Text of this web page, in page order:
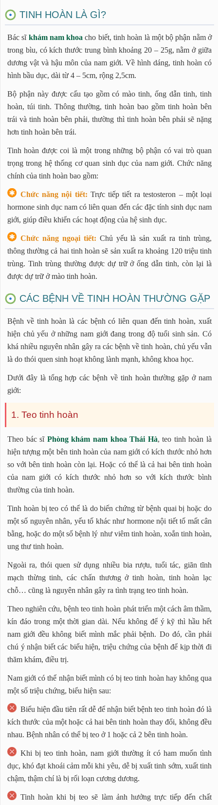
TINH HOÀN LÀ GÌ?
Bác sĩ khám nam khoa cho biết, tinh hoàn là một bộ phận nằm ở
trong bìu, có kích thước trung bình khoảng 20 – 25g, nằm ở giữa
dương vật và hậu môn của nam giới. Về hình dáng, tinh hoàn có
hình bầu dục, dài từ 4 – 5cm, rộng 2,5cm.
Bộ phận này được cấu tạo gồm có mào tinh, ống dẫn tinh, tinh
hoàn, túi tinh. Thông thường, tinh hoàn bao gồm tinh hoàn bên
trái và tinh hoàn bên phải, thường thì tinh hoàn bên phải sẽ nặng
hơn tinh hoàn bên trái.
Tinh hoàn được coi là một trong những bộ phận có vai trò quan
trọng trong hệ thống cơ quan sinh dục của nam giới. Chức năng
chính của tinh hoàn bao gồm:
Chức năng nội tiết: Trực tiếp tiết ra testosteron – một loại
hormone sinh dục nam có liên quan đến các đặc tính sinh dục nam
giới, giúp điều khiển các hoạt động của hệ sinh dục.
Chức năng ngoại tiết: Chủ yếu là sản xuất ra tinh trùng,
thông thường cả hai tinh hoàn sẽ sản xuất ra khoảng 120 triệu tinh
trùng. Tinh trùng thường được dự trữ ở ống dẫn tinh, còn lại là
được dự trữ ở mào tinh hoàn.
CÁC BỆNH VỀ TINH HOÀN THƯỜNG GẶP
Bệnh về tinh hoàn là các bệnh có liên quan đến tinh hoàn, xuất
hiện chủ yếu ở những nam giới đang trong độ tuổi sinh sản. Có
khá nhiều nguyên nhân gây ra các bệnh về tinh hoàn, chủ yếu vẫn
là do thói quen sinh hoạt không lành mạnh, không khoa học.
Dưới đây là tổng hợp các bệnh về tinh hoàn thường gặp ở nam
giới:
1. Teo tinh hoàn
Theo bác sĩ Phòng khám nam khoa Thái Hà, teo tinh hoàn là
hiện tượng một bên tinh hoàn của nam giới có kích thước nhỏ hơn
so với bên tinh hoàn còn lại. Hoặc có thể là cả hai bên tinh hoàn
của nam giới có kích thước nhỏ hơn so với kích thước bình
thường của tinh hoàn.
Tinh hoàn bị teo có thể là do biến chứng từ bệnh quai bị hoặc do
một số nguyên nhân, yếu tố khác như hormone nội tiết tố mất cân
bằng, hoặc do một số bệnh lý như viêm tinh hoàn, xoắn tinh hoàn,
ung thư tinh hoàn.
Ngoài ra, thói quen sử dụng nhiều bia rượu, tuổi tác, giãn tĩnh
mạch thừng tinh, các chấn thương ở tinh hoàn, tinh hoàn lạc
chỗ… cũng là nguyên nhân gây ra tình trạng teo tinh hoàn.
Theo nghiên cứu, bệnh teo tinh hoàn phát triển một cách âm thầm,
kín đáo trong một thời gian dài. Nếu không để ý kỹ thì hầu hết
nam giới đều không biết mình mắc phải bệnh. Do đó, cần phải
chú ý nhận biết các biểu hiện, triệu chứng của bệnh để kịp thời đi
thăm khám, điều trị.
Nam giới có thể nhận biết mình có bị teo tinh hoàn hay không qua
một số triệu chứng, biểu hiện sau:
Biểu hiện đầu tiên rất dễ để nhận biết bệnh teo tinh hoàn đó là
kích thước của một hoặc cả hai bên tinh hoàn thay đổi, không đều
nhau. Bệnh nhân có thể bị teo ở 1 hoặc cả 2 bên tinh hoàn.
Khi bị teo tinh hoàn, nam giới thường ít có ham muốn tình
dục, khó đạt khoái cảm mỗi khi yêu, dễ bị xuất tinh sớm, xuất tinh
chậm, thậm chí là bị rối loạn cương dương.
Tinh hoàn khi bị teo sẽ làm ảnh hưởng trực tiếp đến chất